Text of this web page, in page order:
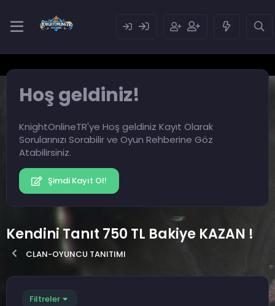
Hoş geldiniz!
KnightOnlineTR'ye Hoş geldiniz Kayıt Olarak
Sorularınızı Sorabilir ve Oyun Rehberine Göz
Atabilirsiniz.
Şimdi Kayıt Ol!
Kendini Tanıt 750 TL Bakiye KAZAN !
CLAN-OYUNCU TANITIMI
Filtreler